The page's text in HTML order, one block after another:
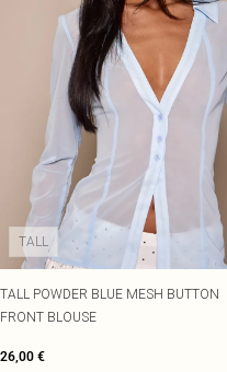
TALL
TALL POWDER BLUE MESH BUTTON
FRONT BLOUSE
26,00 €